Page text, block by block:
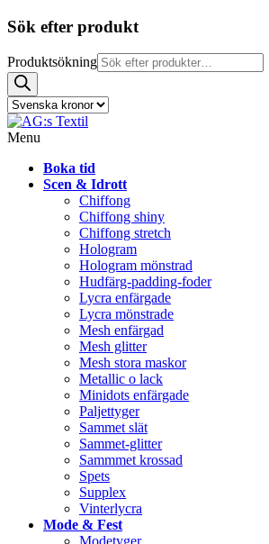
Sök efter produkt
Produktsökning
Menu
Boka tid
Scen & Idrott
Chiffong
Chiffong shiny
Chiffong stretch
Hologram
Hologram mönstrad
Hudfärg-padding-foder
Lycra enfärgade
Lycra mönstrade
Mesh enfärgad
Mesh glitter
Mesh stora maskor
Metallic o lack
Minidots enfärgade
Paljettyger
Sammet slät
Sammet-glitter
Sammmet krossad
Spets
Supplex
Vinterlycra
Mode & Fest